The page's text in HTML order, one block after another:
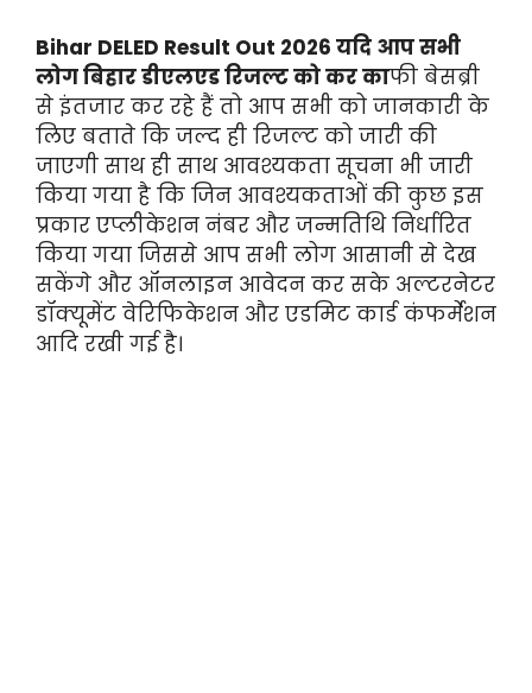
Bihar DELED Result Out 2026 यदि आप सभी
लोग बिहार डीएलएड रिजल्ट को कर काफी बेसब्री
से इंतजार कर रहे हैं तो आप सभी को जानकारी के
लिए बताते कि जल्द ही रिजल्ट को जारी की
जाएगी साथ ही साथ आवश्यकता सूचना भी जारी
किया गया है कि जिन आवश्यकताओं की कुछ इस
प्रकार एप्लीकेशन नंबर और जन्मतिथि निर्धारित
किया गया जिससे आप सभी लोग आसानी से देख
सकेंगे और ऑनलाइन आवेदन कर सके अल्टरनेटर
डॉक्यूमेंट वेरिफिकेशन और एडमिट कार्ड कंफर्मेशन
आदि रखी गई है।